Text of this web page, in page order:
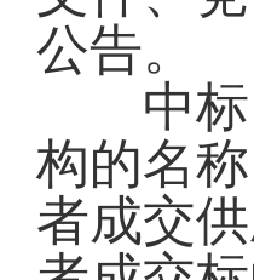
公告。
中标、
构的名
者成交